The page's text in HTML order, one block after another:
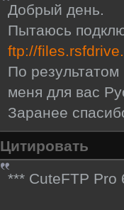
Добрый день.
Пытаюсь
ftp://
По
меня для вас
Заранее
Цитировать
*** CuteFTP